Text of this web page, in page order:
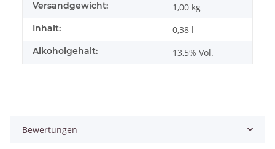
Versandgewicht: 1,00 kg
Inhalt: 0,38 l
Alkoholgehalt: 13,5% Vol.
Bewertungen